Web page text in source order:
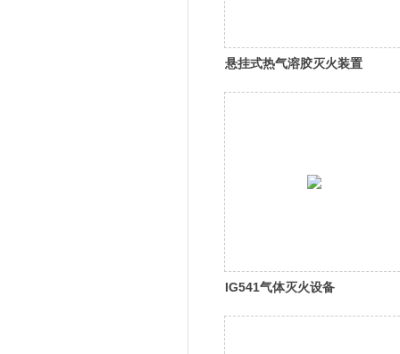
悬挂式热气溶胶灭火装置
IG541气体灭火设备